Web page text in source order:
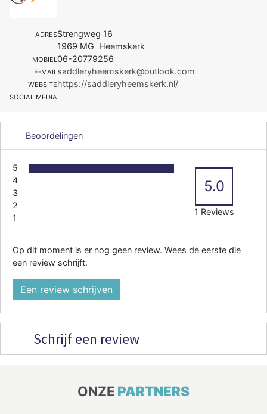
ADRESStrengweg 16
1969 MG Heemskerk
MOBIEL06-20779256
E-MAILsaddleryheemskerk@outlook.com
WEBSITEhttps://saddleryheemskerk.nl/
SOCIAL MEDIA
Beoordelingen
5
4
3
2
1
5.0
1 Reviews
Op dit moment is er nog geen review. Wees de eerste die
een review schrijft.
Een review schrijven
Schrijf een review
ONZE PARTNERS